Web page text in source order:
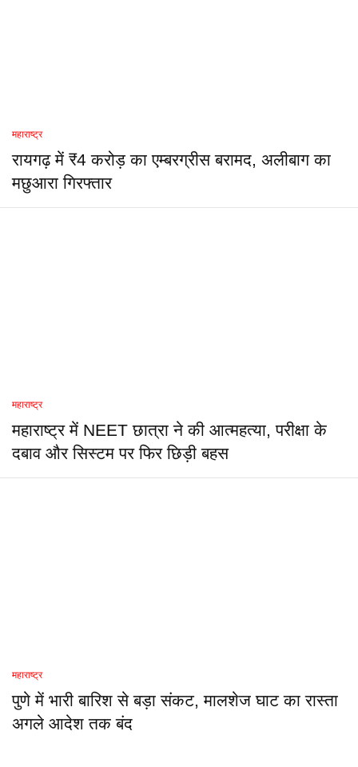
महाराष्ट्र
रायगढ़ में ₹4 करोड़ का एम्बरग्रीस बरामद, अलीबाग का
मछुआरा गिरफ्तार
महाराष्ट्र
महाराष्ट्र में NEET छात्रा ने की आत्महत्या, परीक्षा के
दबाव और सिस्टम पर फिर छिड़ी बहस
महाराष्ट्र
पुणे में भारी बारिश से बड़ा संकट, मालशेज घाट का रास्ता
अगले आदेश तक बंद